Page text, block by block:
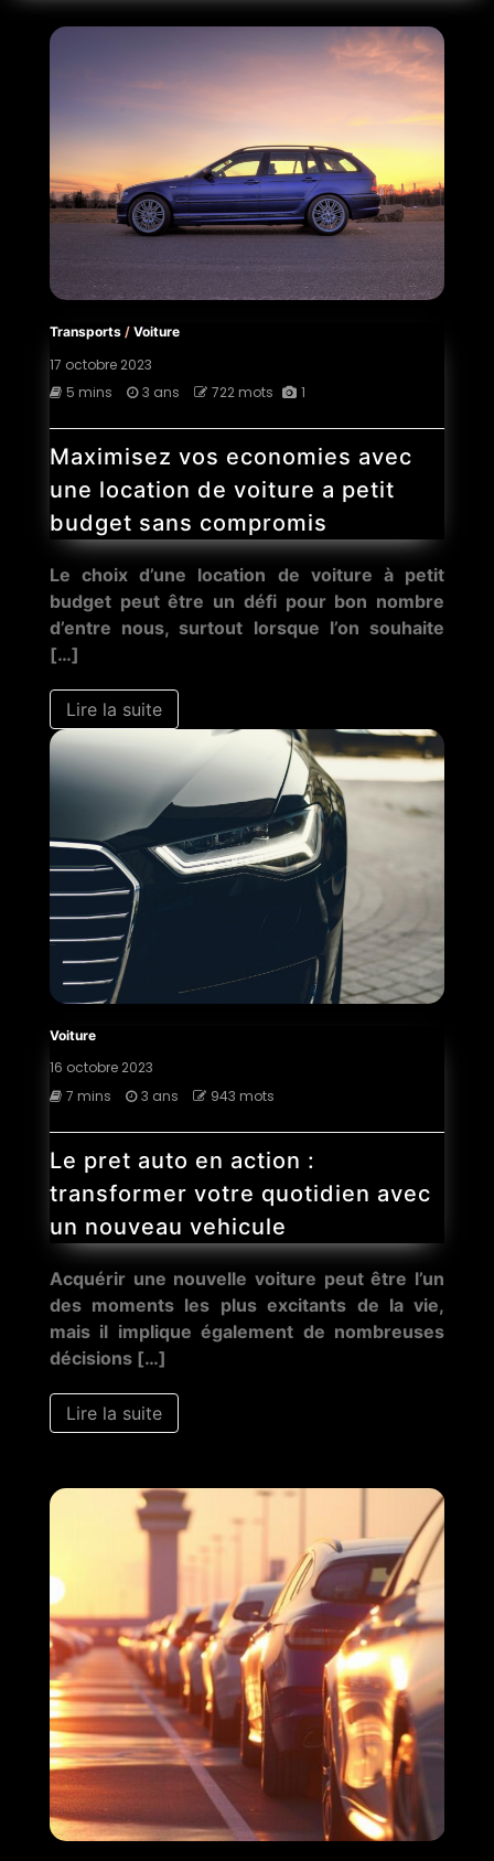
Transports/ Voiture
17 octobre 2023
5 mins
3 ans 722 mots 1
Maximisez vos economies avec
une location de voiture a petit
budget sans compromis
Le choix d’une location de voiture à petit
budget peut être un défi pour bon nombre
d’entre nous, surtout lorsque l’on souhaite
[…]
Lire la suite
Voiture
16 octobre 2023
7 mins
3 ans 943 mots
Le pret auto en action :
transformer votre quotidien avec
un nouveau vehicule
Acquérir une nouvelle voiture peut être l’un
des moments les plus excitants de la vie,
mais il implique également de nombreuses
décisions […]
Lire la suite